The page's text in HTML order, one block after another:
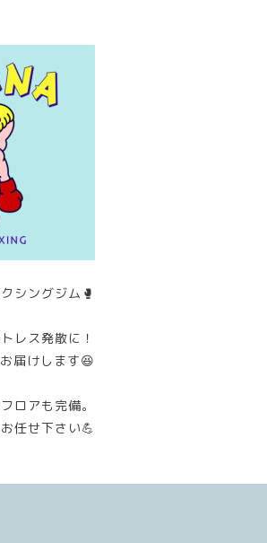
シングジム🥊
レス発散に！
届けします😆
ロアも完備。
任せ下さい💪